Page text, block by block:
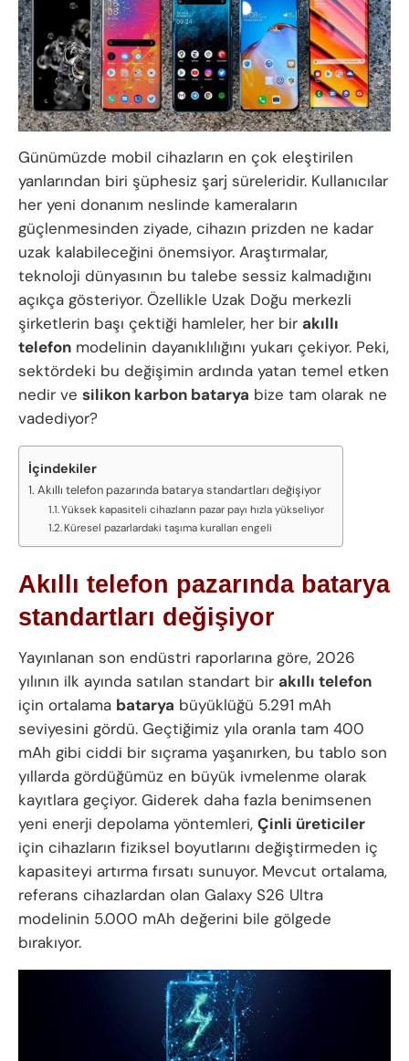
Günümüzde mobil cihazların en çok eleştirilen
yanlarından biri şüphesiz şarj süreleridir. Kullanıcılar
her yeni donanım neslinde kameraların
güçlenmesinden ziyade, cihazın prizden ne kadar
uzak kalabileceğini önemsiyor. Araştırmalar,
teknoloji dünyasının bu talebe sessiz kalmadığını
açıkça gösteriyor. Özellikle Uzak Doğu merkezli
şirketlerin başı çektiği hamleler, her bir akıllı
telefon modelinin dayanıklılığını yukarı çekiyor. Peki,
sektördeki bu değişimin ardında yatan temel etken
nedir ve silikon karbon batarya bize tam olarak ne
vadediyor?
İçindekiler
Akıllı telefon pazarında batarya standartları değişiyor
Yüksek kapasiteli cihazların pazar payı hızla yükseliyor
Küresel pazarlardaki taşıma kuralları engeli
Akıllı telefon pazarında batarya
standartları değişiyor
Yayınlanan son endüstri raporlarına göre, 2026
yılının ilk ayında satılan standart bir akıllı telefon
için ortalama batarya büyüklüğü 5.291 mAh
seviyesini gördü. Geçtiğimiz yıla oranla tam 400
mAh gibi ciddi bir sıçrama yaşanırken, bu tablo son
yıllarda gördüğümüz en büyük ivmelenme olarak
kayıtlara geçiyor. Giderek daha fazla benimsenen
yeni enerji depolama yöntemleri, Çinli üreticiler
için cihazların fiziksel boyutlarını değiştirmeden iç
kapasiteyi artırma fırsatı sunuyor. Mevcut ortalama,
referans cihazlardan olan Galaxy S26 Ultra
modelinin 5.000 mAh değerini bile gölgede
bırakıyor.